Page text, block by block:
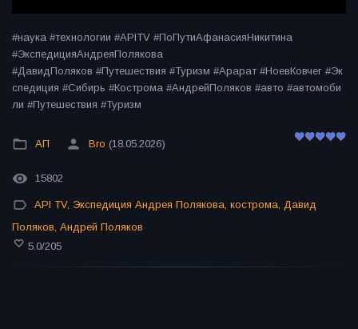
#наука #технологии #APITV #ПоПутиАфанасияНикитина
#ЭкспедицияАндреяПолякова
#ДавидПоляков #Путешествия #Туризм #Арарат #НоевКовчег #Эк
спедиция #Сибирь #Кострома #АндрейПоляков #авто #автомоби
ли #Путешествия #Туризм
АП Bro (18.05.2026)
15802
API TV, Экспедиция Андрея Полякова, кострома, Давид
Поляков, Андрей Поляков
5.0/205